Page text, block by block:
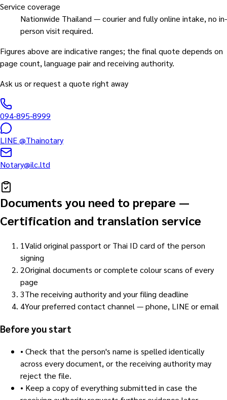
Service coverage
Nationwide Thailand — courier and fully online intake, no in-
person visit required.
Figures above are indicative ranges; the final quote depends on
page count, language pair and receiving authority.
Ask us or request a quote right away
094-895-8999
LINE@Thainotary
Notary@ilc.ltd
Documents you need to prepare —
Certification and translation service
1Valid original passport or Thai ID card of the person
signing
2Original documents or complete colour scans of every
page
3The receiving authority and your filing deadline
4Your preferred contact channel — phone, LINE or email
Before you start
• Check that the person's name is spelled identically
across every document, or the receiving authority may
reject the file.
• Keep a copy of everything submitted in case the